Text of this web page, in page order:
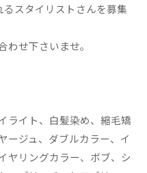
スタイリストさんを募集
せ下さいませ。
ライト、白髪染め、縮毛矯
ージュ、ダブルカラー、イ
ヤリングカラー、ボブ、シ